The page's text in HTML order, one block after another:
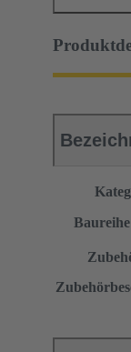
Baureihe